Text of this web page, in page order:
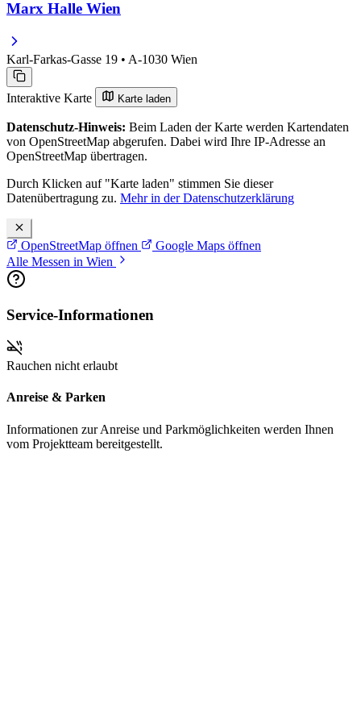
Marx Halle Wien
Karl-Farkas-Gasse 19 • A-1030 Wien
Interaktive Karte Karte laden
Datenschutz-Hinweis: Beim Laden der Karte werden Kartendaten
von OpenStreetMap abgerufen. Dabei wird Ihre IP-Adresse an
OpenStreetMap übertragen.
Durch Klicken auf "Karte laden" stimmen Sie dieser
Datenübertragung zu. Mehr in der Datenschutzerklärung
OpenStreetMap öffnen
Google Maps öffnen
Alle Messen in Wien
Service-Informationen
Rauchen nicht erlaubt
Anreise & Parken
Informationen zur Anreise und Parkmöglichkeiten werden Ihnen
vom Projektteam bereitgestellt.